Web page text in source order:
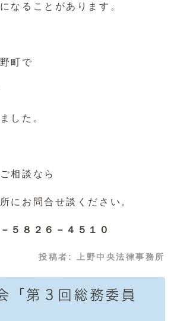
なることがあります。
町で
した。
相談なら
にお問合せ談ください。
５８２６－４５１０
投稿者: 上野中央法律事務所
「第３回総務委員